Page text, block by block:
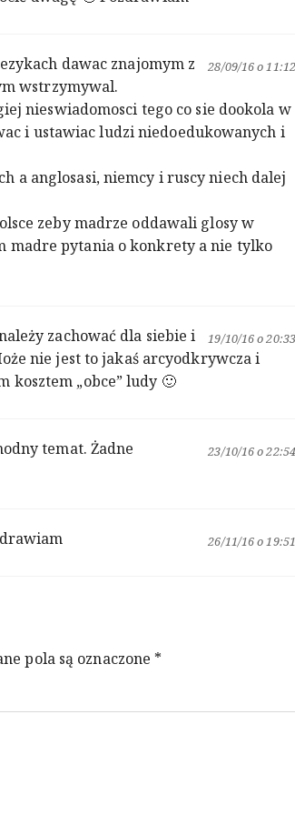
28/09/16 o 11:12
dawac znajomym z
wstrzymywal.
nieswiadomosci tego co sie dookola w
i ustawiac ludzi niedoedukowanych i
a anglosasi, niemcy i ruscy niech dalej
zeby madrze oddawali glosy w
madre pytania o konkrety a nie tylko
19/10/16 o 20:33
zachować dla siebie i
nie jest to jakaś arcyodkrywcza i
kosztem „obce” ludy 🙂
23/10/16 o 22:54
temat. Żadne
26/11/16 o 19:51
pola są oznaczone *